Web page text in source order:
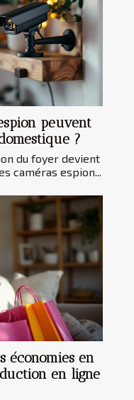
peuvent
?
du foyer devient
caméras espion...
économies en
en ligne